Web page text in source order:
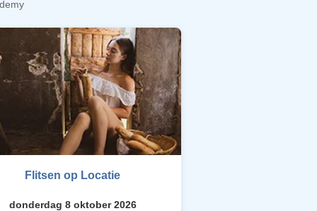
Flitsen op Locatie
donderdag 8 oktober 2026